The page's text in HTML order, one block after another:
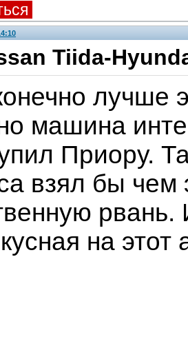
Tiida-
лучше
машина
Приору.
взял бы чем
рвань.
на этот
Помощники